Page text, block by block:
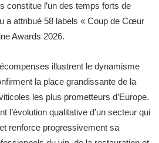
constitue l’un des temps forts de
a attribué 58 labels « Coup de Cœur
Awards 2026.
illustrent le dynamisme
la place grandissante de la
les plus prometteurs d’Europe.
l’évolution qualitative d’un secteur qui
renforce progressivement sa